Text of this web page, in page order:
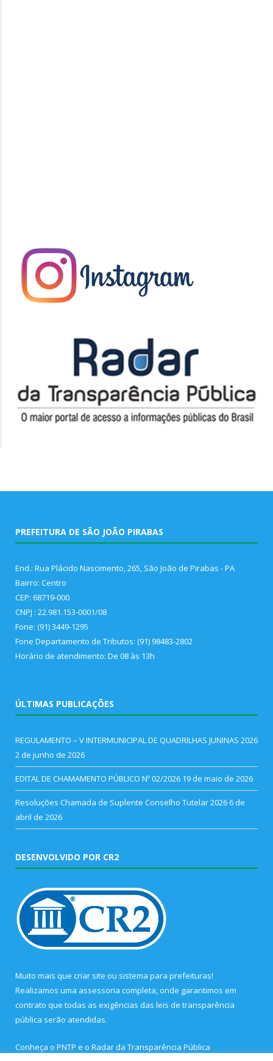
PREFEITURA DE SÃO JOÃO PIRABAS
End.: Rua Plácido Nascimento, 265, São João de Pirabas - PA
Bairro: Centro
CEP: 68719-000
CNPJ : 22.981.153-0001/08
Fone: (91) 3449-1295
Fone Departamento de Tributos: (91) 98483-2802
Horário de atendimento: De 08 às 13h
ÚLTIMAS PUBLICAÇÕES
REGULAMENTO – V INTERMUNICIPAL DE QUADRILHAS JUNINAS 2026
2 de junho de 2026
EDITAL DE CHAMAMENTO PÚBLICO Nº 02/2026 19 de maio de 2026
Resoluções Chamada de Suplente Conselho Tutelar 2026 6 de
abril de 2026
DESENVOLVIDO POR CR2
Muito mais que criar site ou sistema para prefeituras!
Realizamos uma assessoria completa, onde garantimos em
contrato que todas as exigências das leis de transparência
pública serão atendidas.
Conheça o PNTP e o Radar da Transparência Pública